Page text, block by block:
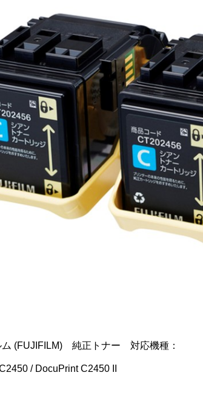
ム (FUJIFILM) 純正トナー 対応機種：
/ DocuPrint C2450 II